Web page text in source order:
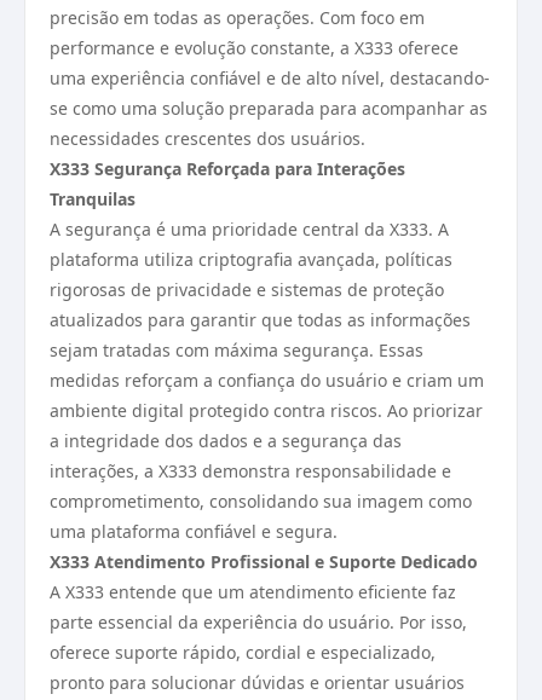
precisão em todas as operações. Com foco em
performance e evolução constante, a X333 oferece
uma experiência confiável e de alto nível, destacando-
se como uma solução preparada para acompanhar as
necessidades crescentes dos usuários.
X333 Segurança Reforçada para Interações
Tranquilas
A segurança é uma prioridade central da X333. A
plataforma utiliza criptografia avançada, políticas
rigorosas de privacidade e sistemas de proteção
atualizados para garantir que todas as informações
sejam tratadas com máxima segurança. Essas
medidas reforçam a confiança do usuário e criam um
ambiente digital protegido contra riscos. Ao priorizar
a integridade dos dados e a segurança das
interações, a X333 demonstra responsabilidade e
comprometimento, consolidando sua imagem como
uma plataforma confiável e segura.
X333 Atendimento Profissional e Suporte Dedicado
A X333 entende que um atendimento eficiente faz
parte essencial da experiência do usuário. Por isso,
oferece suporte rápido, cordial e especializado,
pronto para solucionar dúvidas e orientar usuários